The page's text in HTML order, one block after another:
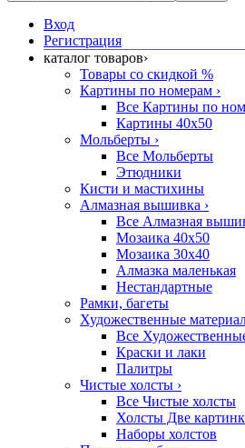
Вход
Регистрация
каталог товаров›
Товары со скидкой %
Картины по номерам ›
Все Картины по
Картины 40x50
Мольберты ›
Все Мольберты
Этюдники
Кисти и мастихины
Алмазная вышивка ›
Все Алмазная
Мозаика 40x50
Мозаика 30x40
Алмазка маленькая
Нестандартные
Рамки, багеты
Художественные
Все
Краски и лаки
Палитры
Чистые холсты ›
Все Чистые холсты
Холсты Две
Наборы холстов